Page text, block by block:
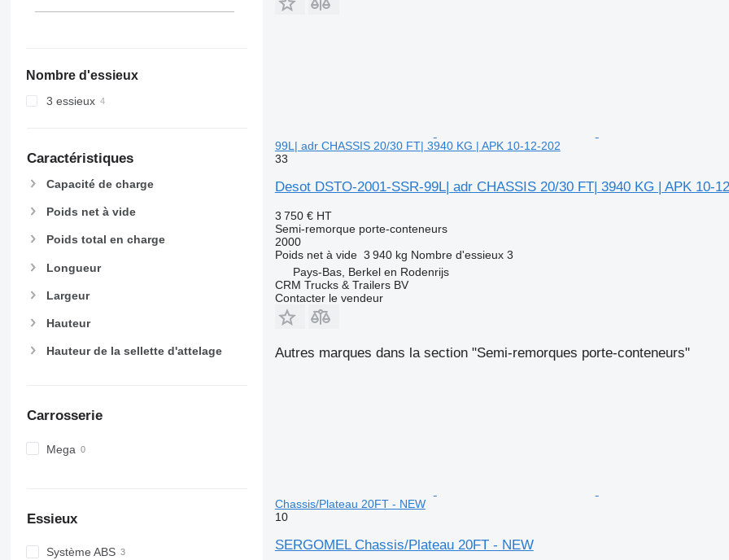
Nombre d'essieux
3 essieux
Caractéristiques
Capacité de charge
Poids net à vide
Poids total en charge
Longueur
Largeur
Hauteur
Hauteur de la sellette d'attelage
Carrosserie
Mega
Essieux
Système ABS
99L| adr CHASSIS 20/30 FT| 3940 KG | APK 10-12-202
33
Desot DSTO-2001-SSR-99L| adr CHASSIS 20/30 FT| 3940 KG | APK 10-
3 750 € HT
Semi-remorque porte-conteneurs
2000
Poids net à vide 3 940 kg Nombre d'essieux 3
Pays-Bas, Berkel en Rodenrijs
CRM Trucks & Trailers BV
Contacter le vendeur
Autres marques dans la section "Semi-remorques porte-conteneurs"
Chassis/Plateau 20FT - NEW
10
SERGOMEL Chassis/Plateau 20FT - NEW